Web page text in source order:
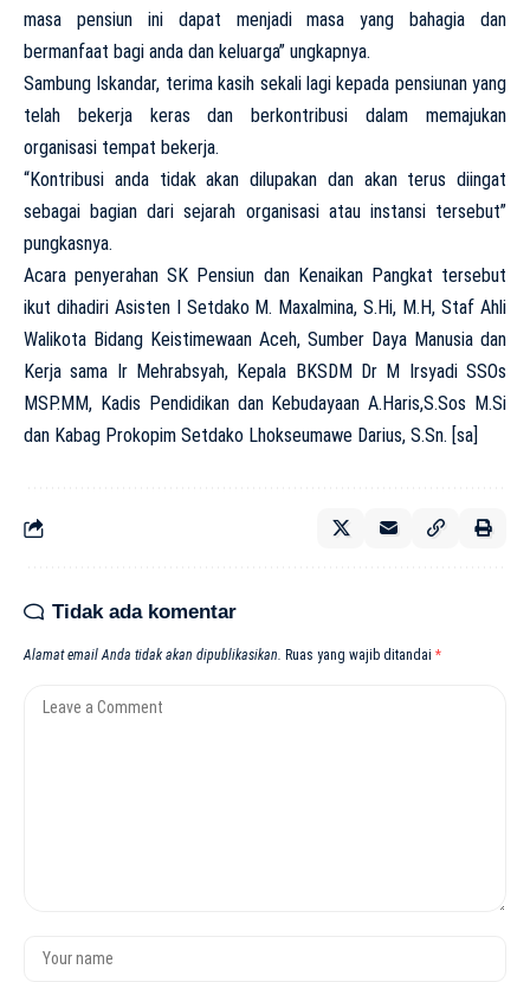
masa pensiun ini dapat menjadi masa yang bahagia dan
bermanfaat bagi anda dan keluarga” ungkapnya.
Sambung Iskandar, terima kasih sekali lagi kepada pensiunan yang
telah bekerja keras dan berkontribusi dalam memajukan
organisasi tempat bekerja.
“Kontribusi anda tidak akan dilupakan dan akan terus diingat
sebagai bagian dari sejarah organisasi atau instansi tersebut”
pungkasnya.
Acara penyerahan SK Pensiun dan Kenaikan Pangkat tersebut
ikut dihadiri Asisten I Setdako M. Maxalmina, S.Hi, M.H, Staf Ahli
Walikota Bidang Keistimewaan Aceh, Sumber Daya Manusia dan
Kerja sama Ir Mehrabsyah, Kepala BKSDM Dr M Irsyadi SSOs
MSP.MM, Kadis Pendidikan dan Kebudayaan A.Haris,S.Sos M.Si
dan Kabag Prokopim Setdako Lhokseumawe Darius, S.Sn. [sa]
Tidak ada komentar
Alamat email Anda tidak akan dipublikasikan. Ruas yang wajib ditandai *